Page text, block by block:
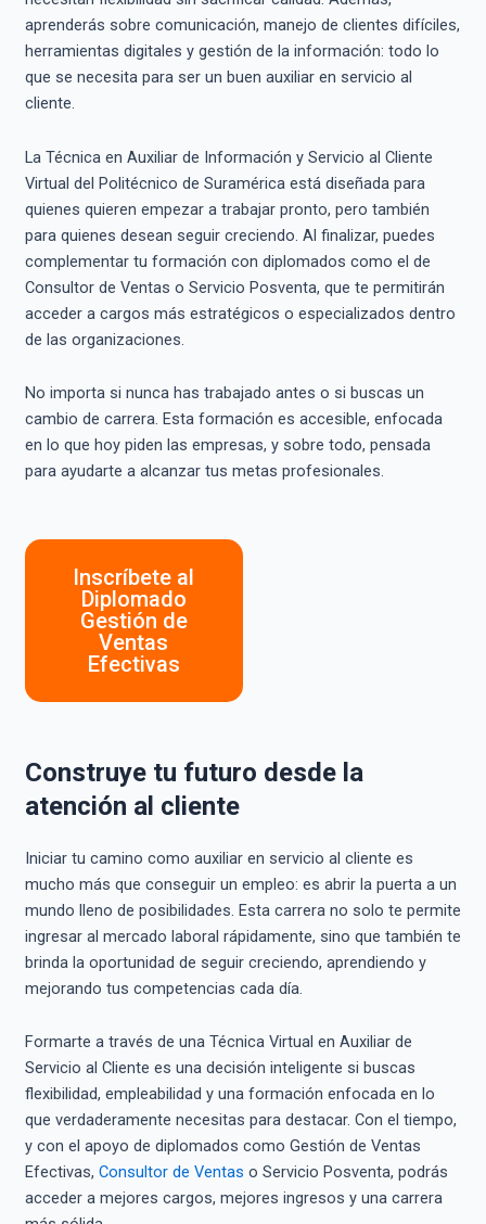
aprenderás sobre comunicación, manejo de clientes difíciles,
herramientas digitales y gestión de la información: todo lo
que se necesita para ser un buen auxiliar en servicio al
cliente.
La Técnica en Auxiliar de Información y Servicio al Cliente
Virtual del Politécnico de Suramérica está diseñada para
quienes quieren empezar a trabajar pronto, pero también
para quienes desean seguir creciendo. Al finalizar, puedes
complementar tu formación con diplomados como el de
Consultor de Ventas o Servicio Posventa, que te permitirán
acceder a cargos más estratégicos o especializados dentro
de las organizaciones.
No importa si nunca has trabajado antes o si buscas un
cambio de carrera. Esta formación es accesible, enfocada
en lo que hoy piden las empresas, y sobre todo, pensada
para ayudarte a alcanzar tus metas profesionales.
Inscríbete al
Diplomado
Gestión de
Ventas
Efectivas
Construye tu futuro desde la
atención al cliente
Iniciar tu camino como auxiliar en servicio al cliente es
mucho más que conseguir un empleo: es abrir la puerta a un
mundo lleno de posibilidades. Esta carrera no solo te permite
ingresar al mercado laboral rápidamente, sino que también te
brinda la oportunidad de seguir creciendo, aprendiendo y
mejorando tus competencias cada día.
Formarte a través de una Técnica Virtual en Auxiliar de
Servicio al Cliente es una decisión inteligente si buscas
flexibilidad, empleabilidad y una formación enfocada en lo
que verdaderamente necesitas para destacar. Con el tiempo,
y con el apoyo de diplomados como Gestión de Ventas
Efectivas, Consultor de Ventas o Servicio Posventa, podrás
acceder a mejores cargos, mejores ingresos y una carrera